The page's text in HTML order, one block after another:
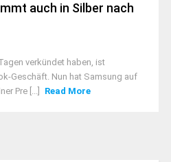
auch in Silber nach
verkündet haben, ist
Geschäft. Nun hat Samsung auf
Pre [...]
Read More